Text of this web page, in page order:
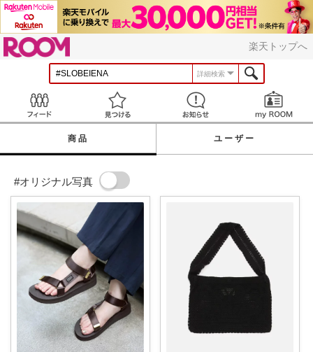
楽天トップへ
詳細検索
見つける お知らせ
商品 ユーザー
#オリジナル写真